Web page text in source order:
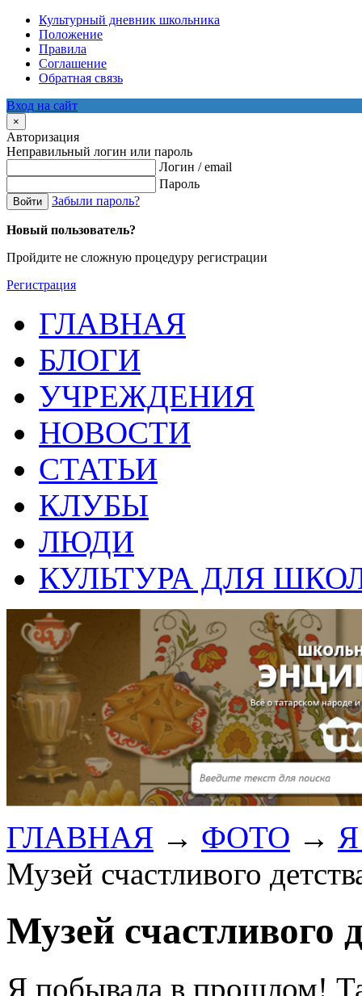
Культурный дневник школьника
Положение
Правила
Соглашение
Обратная связь
Вход на сайт
×
Авторизация
Неправильный логин или пароль
Логин / email
Пароль
Войти Забыли пароль?
Новый пользователь?
Пройдите не сложную процедуру регистрации
Регистрация
ГЛАВНАЯ
БЛОГИ
УЧРЕЖДЕНИЯ
НОВОСТИ
СТАТЬИ
КЛУБЫ
ЛЮДИ
КУЛЬТУРА ДЛЯ
ГЛАВНАЯ → ФОТО → Я
Музей счастливого
Музей счастливого
Я побывала в прошлом!